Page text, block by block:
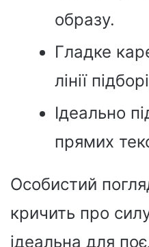
образу.
Гладке
лінії
Ідеально
прямих
Особистий
кричить про
ідеальна для